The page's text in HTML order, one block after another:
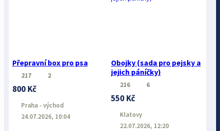
Přepravní box pro psa
217 2
800 Kč
Praha - východ
24.07.2026, 10:04
Obojky (sada pro pejsky a
jejich páníčky)
216 6
550 Kč
Klatovy
22.07.2026, 12:20